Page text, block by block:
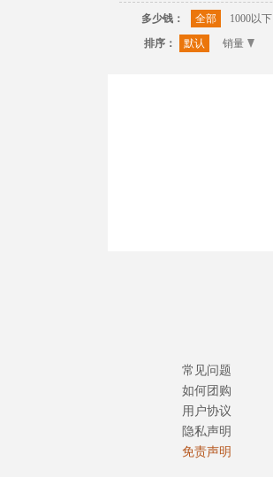
多少钱： 全部 1000以下
排序：
默认 销量
常见问题
如何团购
用户协议
隐私声明
免责声明